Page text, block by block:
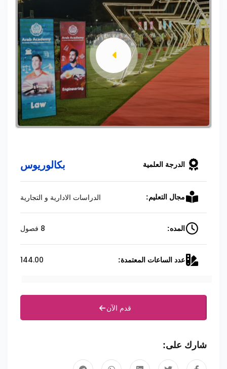
الدرجة العلمية بكالوريوس
مجال التعليم: الدراسات الادارية و التجارية
المده: 8 فصول
عدد الساعات المعتمدة: 144.00
قدم الآن
شارك على: